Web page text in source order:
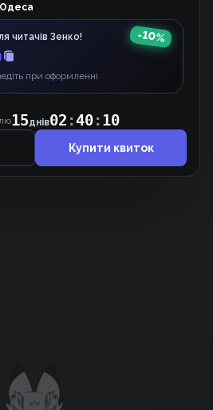
Одеса
читачів Зенко!
при оформленні
-10%
15днів02 :40:10
Купити квиток